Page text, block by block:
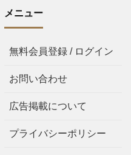
メニュー
無料会員登録 / ログイン
お問い合わせ
広告掲載について
プライバシーポリシー